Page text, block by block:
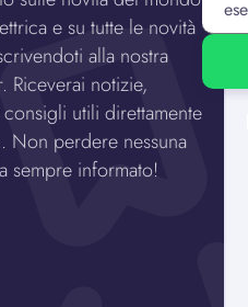
e su tutte le novità
alla nostra
Riceverai notizie,
utili direttamente
Non perdere nessuna
sempre informato!